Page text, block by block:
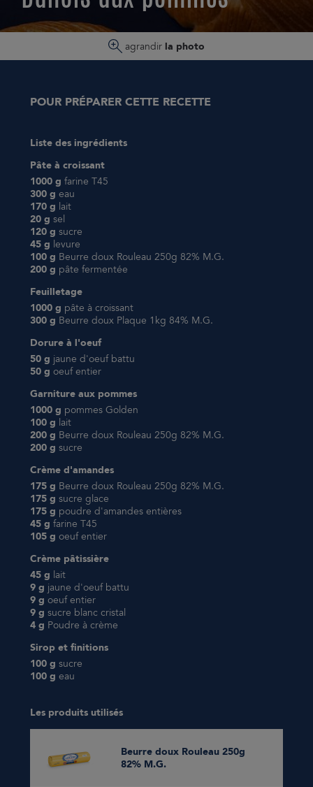
ESPACE CONSOMMATEURS
agrandir la photo
POUR PRÉPARER CETTE RECETTE
Liste des ingrédients
Pâte à croissant
1000 g farine T45
300 g eau
170 g lait
20 g sel
120 g sucre
45 g levure
100 g Beurre doux Rouleau 250g 82% M.G.
200 g pâte fermentée
Feuilletage
1000 g pâte à croissant
300 g Beurre doux Plaque 1kg 84% M.G.
Dorure à l'oeuf
50 g jaune d'oeuf battu
50 g oeuf entier
Garniture aux pommes
1000 g pommes Golden
100 g lait
200 g Beurre doux Rouleau 250g 82% M.G.
200 g sucre
Crème d'amandes
175 g Beurre doux Rouleau 250g 82% M.G.
175 g sucre glace
175 g poudre d'amandes entières
45 g farine T45
105 g oeuf entier
Crème pâtissière
45 g lait
9 g jaune d'oeuf battu
9 g oeuf entier
9 g sucre blanc cristal
4 g Poudre à crème
Sirop et finitions
100 g sucre
100 g eau
Les produits utilisés
Beurre doux Rouleau 250g
82% M.G.